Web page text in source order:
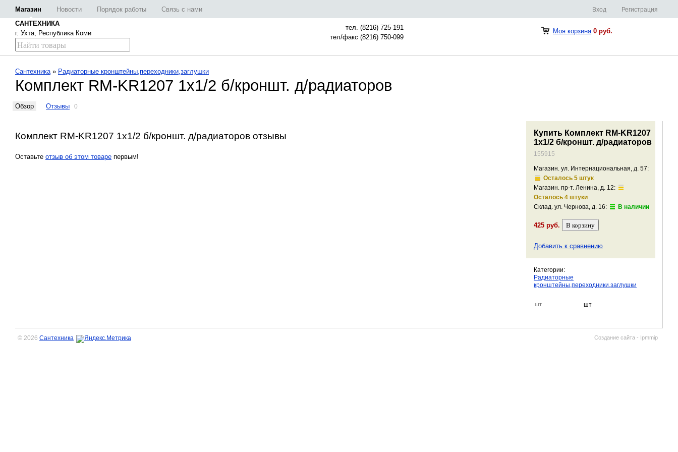
Магазин Новости Порядок работы Связь с нами Регистрация
Вход
Моя корзина 0 руб.
САНТЕХНИКА
г. Ухта, Республика Коми
тел. (8216) 725-191
тел/факс (8216) 750-099
Сантехника » Радиаторные кронштейны,переходники,заглушки
Комплект RM-KR1207 1х1/2 б/кроншт. д/радиаторов
Обзор Отзывы 0
Купить Комплект RM-KR1207
1х1/2 б/кроншт. д/радиаторов
155915
Магазин. ул. Интернациональная, д. 57:
Осталось 5 штук
Магазин. пр-т. Ленина, д. 12:
Осталось 4 штуки
Склад. ул. Чернова, д. 16:
В наличии
425 руб.
Добавить к сравнению
Категории:
Радиаторные
кронштейны,переходники,заглушки
шт шт
Комплект RM-KR1207 1х1/2 б/кроншт. д/радиаторов отзывы
Оставьте отзыв об этом товаре первым!
Создание сайта - Ipmmip
© 2026 Сантехника